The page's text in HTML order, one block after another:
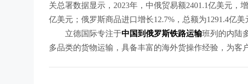
关总署数据显示，2023年，中俄贸易额2401.1亿美元，
亿美元；俄罗斯商品进口增长12.7%，总额为1291.4亿美
立德国际专注于中国到俄罗斯铁路运输班列的内陆
多品类的货物运输，具备丰富的海外货操作经验，为客